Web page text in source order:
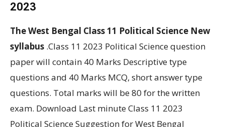
2023
The West Bengal Class 11 Political Science New
syllabus .Class 11 2023 Political Science question
paper will contain 40 Marks Descriptive type
questions and 40 Marks MCQ, short answer type
questions. Total marks will be 80 for the written
exam. Download Last minute Class 11 2023
Political Science Suggestion for West Bengal